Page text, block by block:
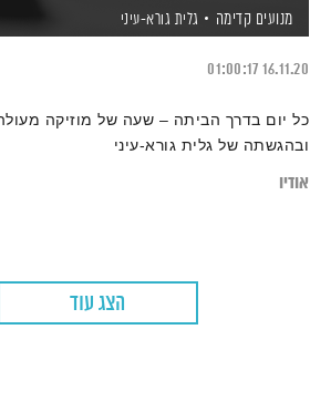
מנועים קדימה גלית גורא-עיני
16.11.20
01:00:17
כל יום בדרך הביתה – שעה של מוזיקה
ובהגשתה של גלית גורא-עיני
אודיו
הצג עוד